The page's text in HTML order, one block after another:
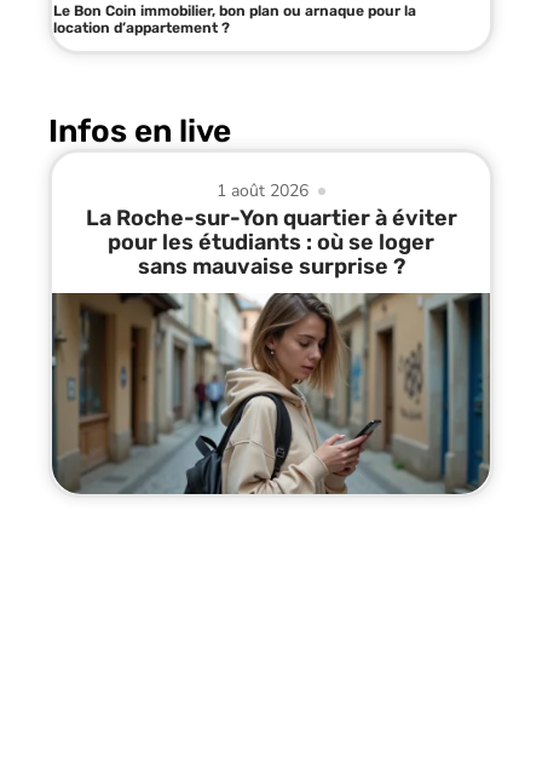
Le Bon Coin immobilier, bon plan ou arnaque pour la
location d’appartement ?
Infos en live
1 août 2026
La Roche-sur-Yon quartier à éviter
pour les étudiants : où se loger
sans mauvaise surprise ?